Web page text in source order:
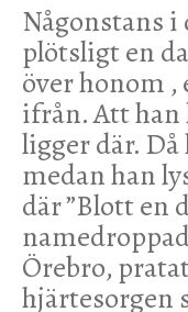
Någonstans i
plötsligt en
över honom
ifrån. Att han
ligger där.
medan han
där ”Blott en
Örebro,
hjärtesorgen